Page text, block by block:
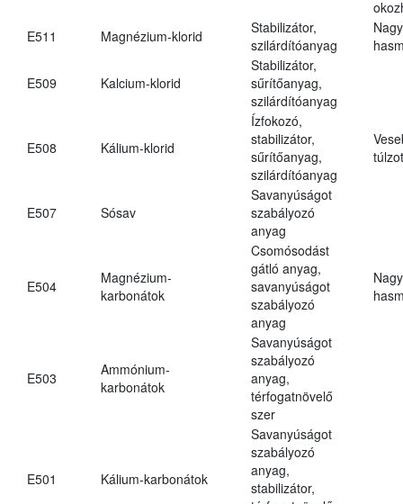
E511
Magnézium-klorid
Stabilizátor,
szilárdítóanyag
E509 Kalcium-klorid
Stabilizátor,
sűrítőanyag,
szilárdítóanyag
E508 Kálium-klorid
Ízfokozó,
stabilizátor,
sűrítőanyag,
szilárdítóanyag
E507 Sósav
Savanyúságot
szabályozó
anyag
E504
Magnézium-
karbonátok
Csomósodást
gátló anyag,
savanyúságot
szabályozó
anyag
E503
Ammónium-
karbonátok
Savanyúságot
szabályozó
anyag,
térfogatnövelő
szer
E501 Kálium-karbonátok
Savanyúságot
szabályozó
anyag,
stabilizátor,